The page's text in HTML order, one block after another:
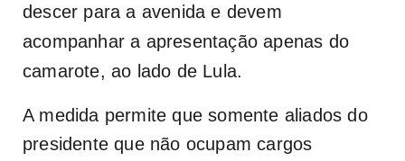
descer para a avenida e devem
acompanhar a apresentação apenas do
camarote, ao lado de Lula.
A medida permite que somente aliados do
presidente que não ocupam cargos